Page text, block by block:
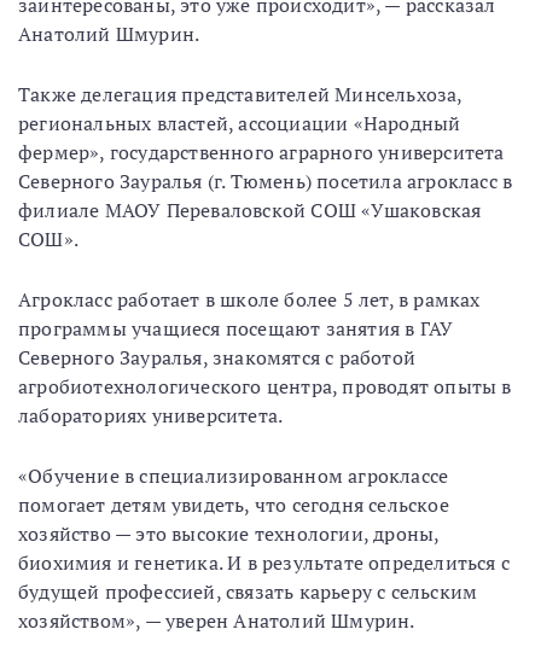
Анатолий Шмурин.
Также делегация представителей Минсельхоза,
региональных властей, ассоциации «Народный
фермер», государственного аграрного университета
Северного Зауралья (г. Тюмень) посетила агрокласс в
филиале МАОУ Переваловской СОШ «Ушаковская
СОШ».
Агрокласс работает в школе более 5 лет, в рамках
программы учащиеся посещают занятия в ГАУ
Северного Зауралья, знакомятся с работой
агробиотехнологического центра, проводят опыты в
лабораториях университета.
«Обучение в специализированном агроклассе
помогает детям увидеть, что сегодня сельское
хозяйство — это высокие технологии, дроны,
биохимия и генетика. И в результате определиться с
будущей профессией, связать карьеру с сельским
хозяйством», — уверен Анатолий Шмурин.